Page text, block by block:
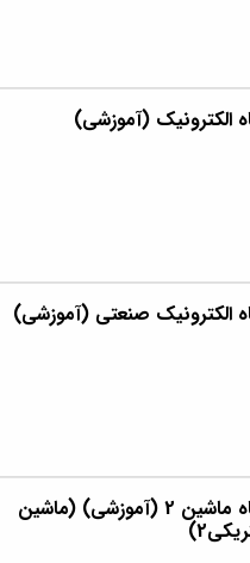
الکترونیک (آموزشی)
الکترونیک صنعتی (آموزشی)
آزمایشگاه ماشین 2 (آموزشی) (ماشین